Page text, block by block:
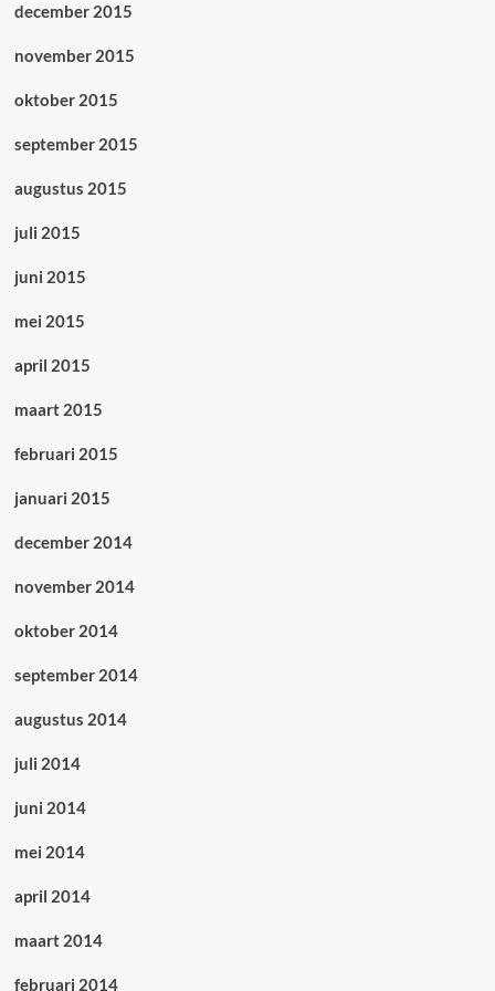
december 2015
november 2015
oktober 2015
september 2015
augustus 2015
juli 2015
juni 2015
mei 2015
april 2015
maart 2015
februari 2015
januari 2015
december 2014
november 2014
oktober 2014
september 2014
augustus 2014
juli 2014
juni 2014
mei 2014
april 2014
maart 2014
februari 2014